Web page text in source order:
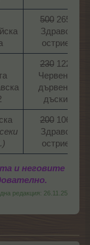
500 265
Здраво
острие​
230 122
Червени
дървени
дъски​
200 106
Здраво
острие​
и неговите
редакция: 26.11.25